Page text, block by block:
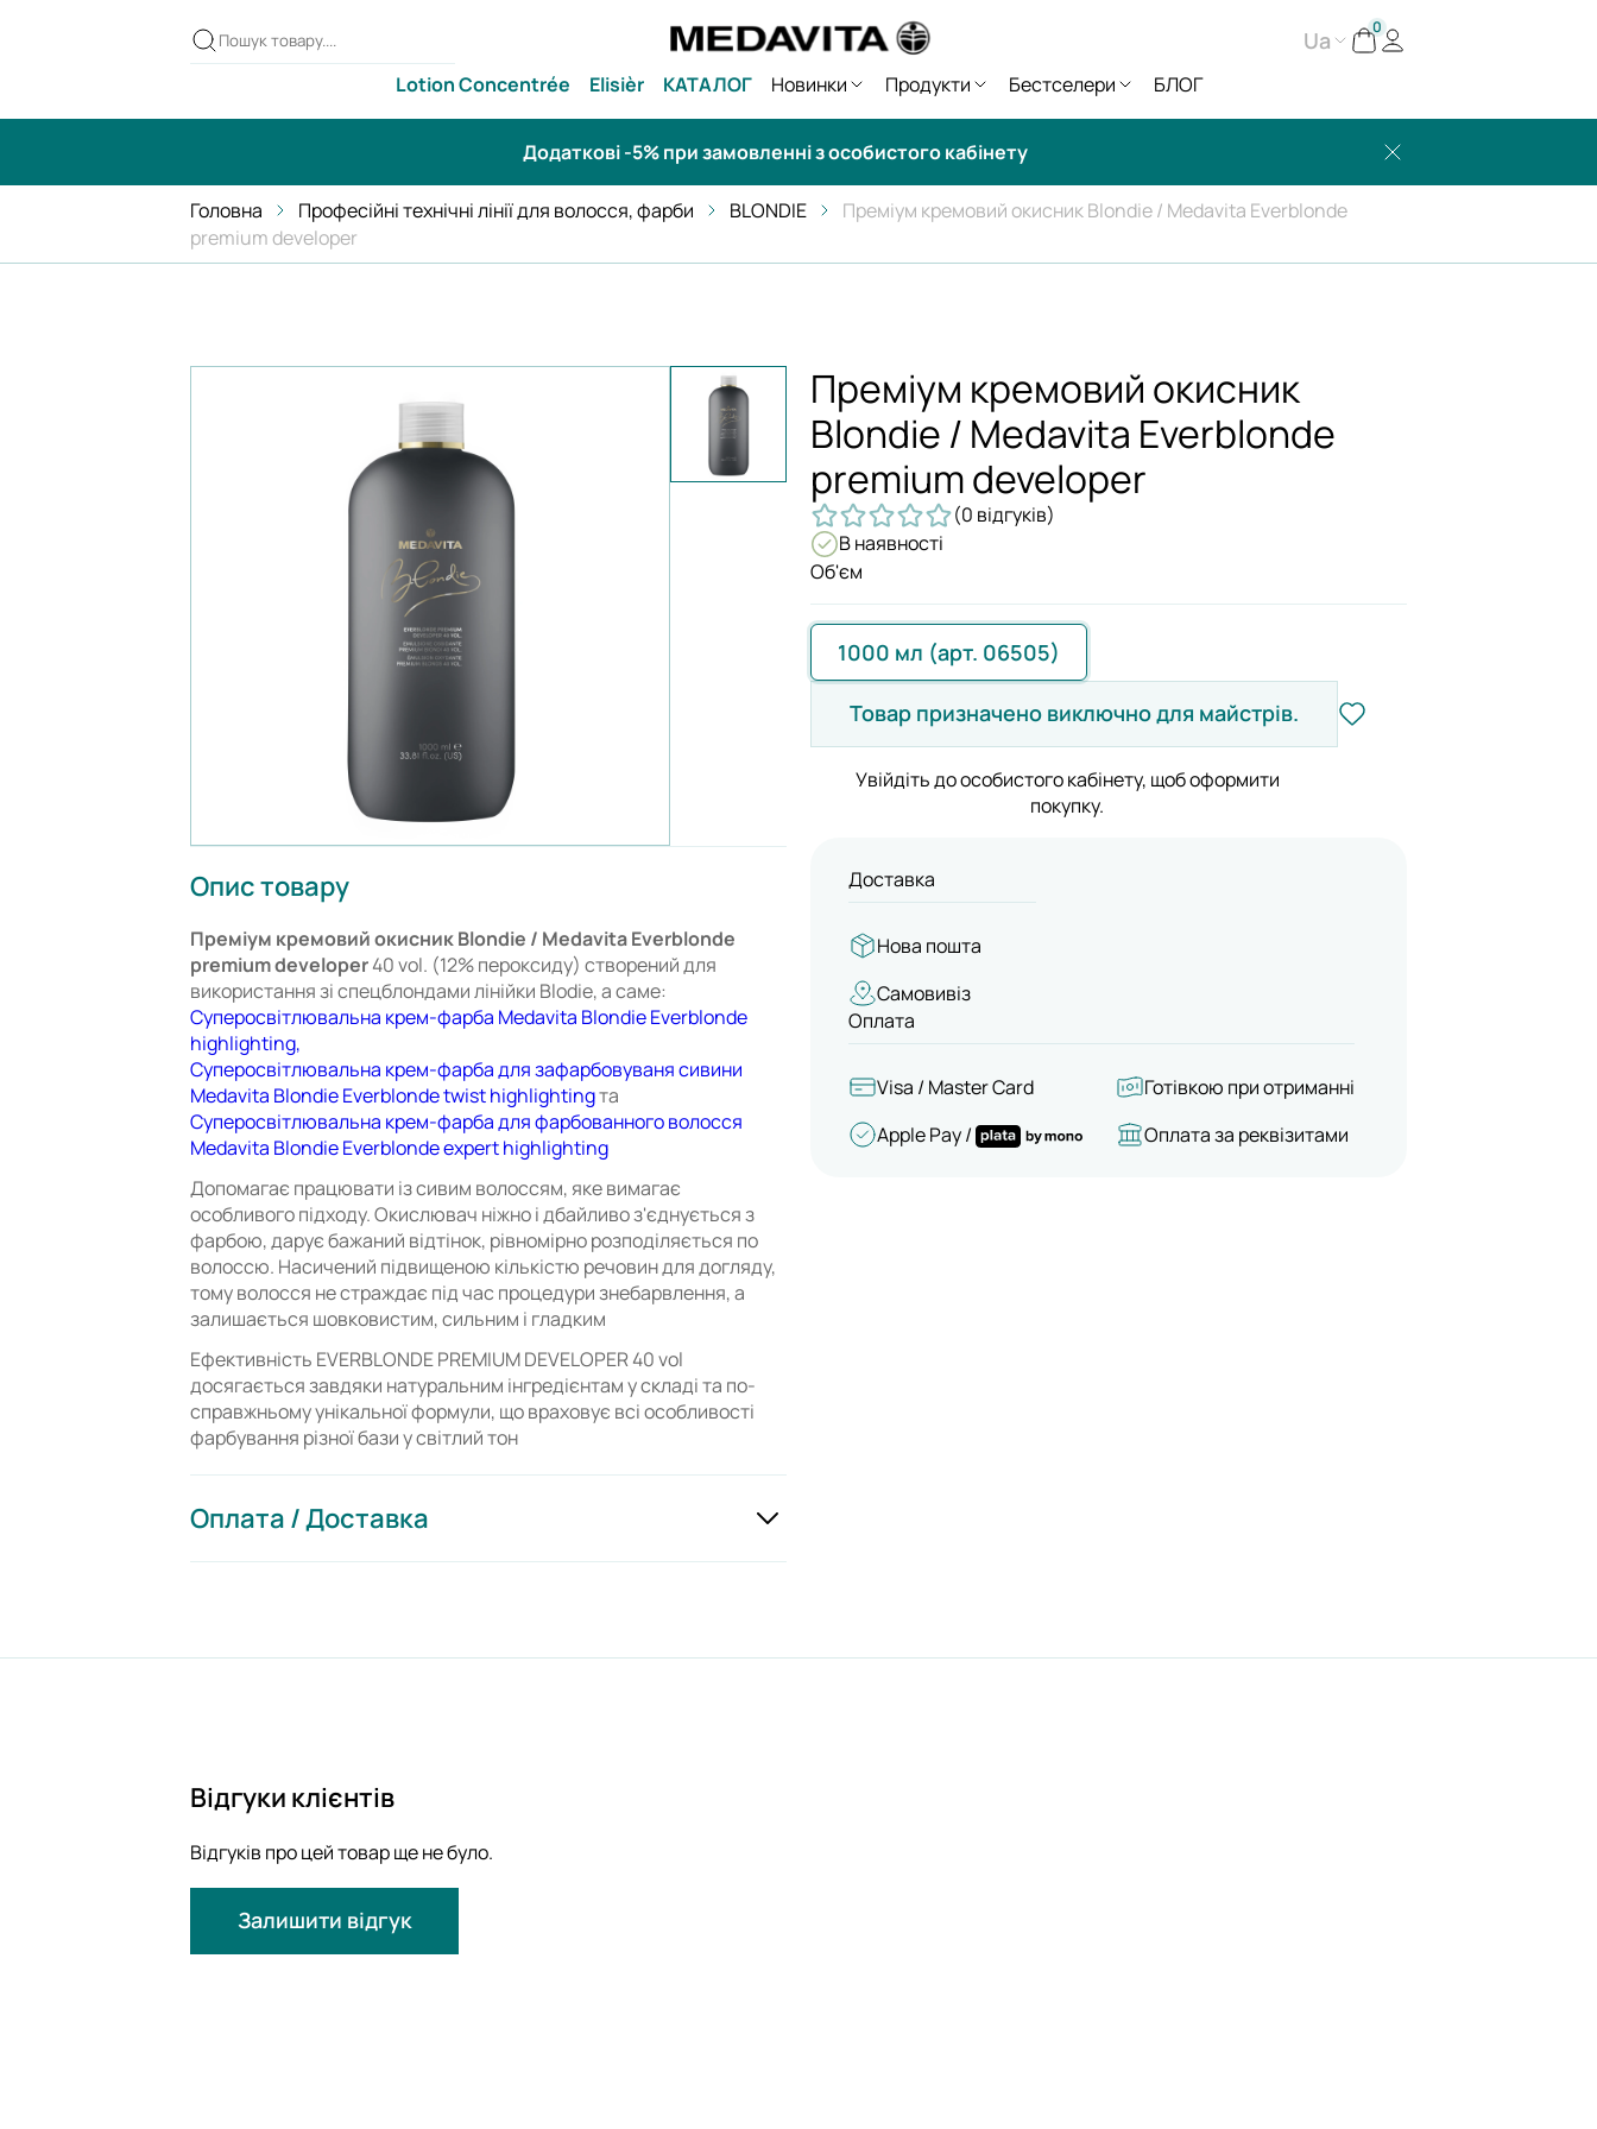
Ua 0
Lotion Concentrée Elisièr КАТАЛОГ Новинки Продукти Бестселери БЛОГ
Додаткові -5% при замовленні з особистого кабінету
Головна Професійні технічні лінії для волосся, фарби BLONDIE
Преміум кремовий окисник Blondie / Medavita Everblonde
premium developer
Опис товару
Преміум кремовий окисник Blondie / Medavita Everblonde
premium developer40 vol. (12% пероксиду) створений для
використання зі спецблондами лінійки Blodie, а саме:
Суперосвітлювальна крем-фарба Medavita Blondie Everblonde
highlighting,
Суперосвітлювальна крем-фарба для зафарбовуваня сивини
Medavita Blondie Everblonde twist highlightingта
Суперосвітлювальна крем-фарба для фарбованного волосся
Medavita Blondie Everblonde expert highlighting
Допомагає працювати із сивим волоссям, яке вимагає
особливого підходу. Окислювач ніжно і дбайливо з'єднується з
фарбою, дарує бажаний відтінок, рівномірно розподіляється по
волоссю. Насичений підвищеною кількістю речовин для догляду,
тому волосся не страждає під час процедури знебарвлення, а
залишається шовковистим, сильним і гладким
Ефективність EVERBLONDE PREMIUM DEVELOPER 40 vol
досягається завдяки натуральним інгредієнтам у складі та по-
справжньому унікальної формули, що враховує всі особливості
фарбування різної бази у світлий тон
Оплата / Доставка
Преміум кремовий окисник
Blondie / Medavita Everblonde
premium developer
(0 відгуків)
В наявності
Об'єм
1000 мл (арт. 06505)
Товар призначено виключно для майстрів.
Увійдіть до особистого кабінету, щоб оформити
покупку.
Доставка
Нова пошта
Самовивіз
Оплата
Visa / Master Card
Готівкою при отриманні
Apple Pay /
Оплата за реквізитами
Відгуки клієнтів
Відгуків про цей товар ще не було.
Залишити відгук